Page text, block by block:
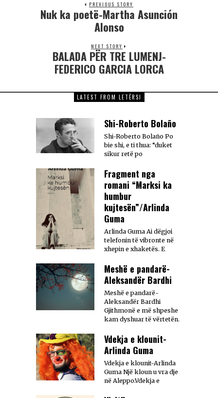
PREVIOUS STORY
Nuk ka poetë-Martha Asunción
Alonso
NEXT STORY
BALADA PËR TRE LUMENJ-
FEDERICO GARCIA LORCA
LATEST FROM LETËRSI
Shi-Roberto Bolaño
Shi-Roberto Bolaño Po
bie shi, e ti thua: “duket
sikur retë po
Fragment nga
romani “Marksi ka
humbur
kujtesën”/Arlinda
Guma
Arlinda Guma Ai dëgjoi
telefonin të vibronte në
xhepin e xhaketës. E
Meshë e pandarë-
Aleksandër Bardhi
Meshë e pandarë-
Aleksandër Bardhi
Gjithmonë e më shpeshe
kam dyshuar të vërtetën.
Vdekja e klounit-
Arlinda Guma
Vdekja e klounit-Arlinda
Guma Një kloun u vra dje
në Aleppo.Vdekja e